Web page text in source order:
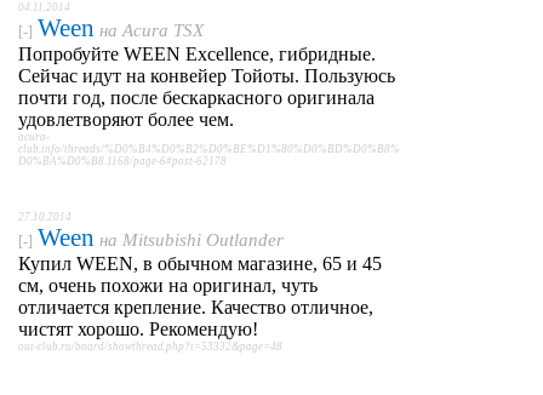
04.11.2014
[-] Ween на Acura TSX
Попробуйте WEEN Excellence, гибридные.
Сейчас идут на конвейер Тойоты. Пользуюсь
почти год, после бескаркасного оригинала
удовлетворяют более чем.
acura-
club.info/threads/%D0%B4%D0%B2%D0%BE%D1%80%D0%BD%D0%B8%
D0%BA%D0%B8.1168/page-6#post-62178
27.10.2014
[-] Ween на Mitsubishi Outlander
Купил WEEN, в обычном магазине, 65 и 45
см, очень похожи на оригинал, чуть
отличается крепление. Качество отличное,
чистят хорошо. Рекомендую!
out-club.ru/board/showthread.php?t=53332&page=48